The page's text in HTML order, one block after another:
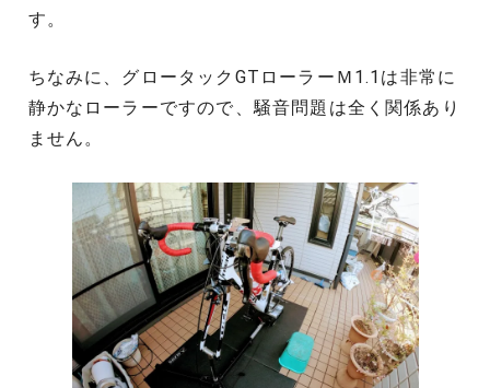
す。
ちなみに、グロータックGTローラーＭ1.1は非常に
静かなローラーですので、騒音問題は全く関係あり
ません。